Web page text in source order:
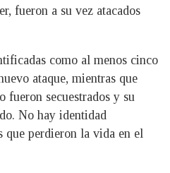
fueron a su vez atacados
como al menos cinco
ataque, mientras que
fueron secuestrados y su
No hay identidad
que perdieron la vida en el